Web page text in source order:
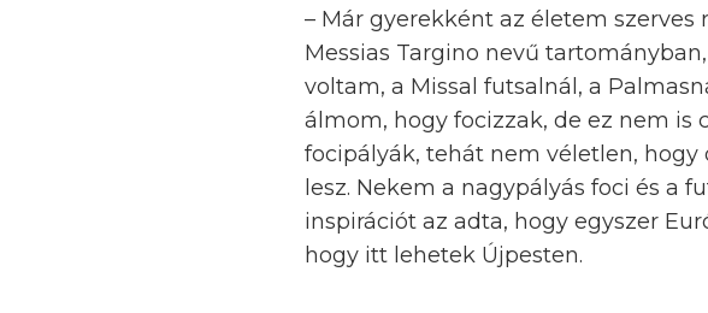
– Már gyerekként az életem szerves
Messias Targino nevű
voltam, a Missal futsalnál, a
álmom, hogy focizzak, de ez nem
focipályák, tehát nem véletlen,
lesz. Nekem a nagypályás foci és a
inspirációt az adta, hogy egyszer
hogy itt lehetek Újpesten.